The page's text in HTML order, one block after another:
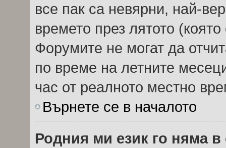
все пак са невярни, най-
времето през лятото
Форумите не могат да
по време на летните
час от реалното местно
Върнете се в началото
Родния ми език го няма